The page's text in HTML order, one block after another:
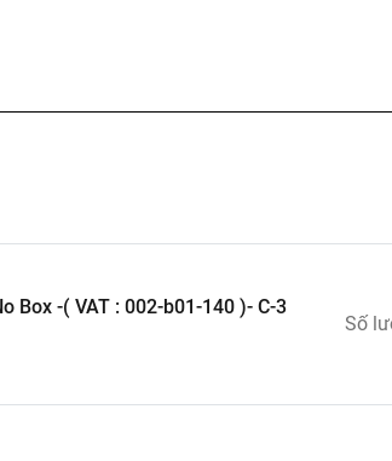
Cướp Biển ( No Brand ) - Cao 11cm - nặng 800gram- No Box -( VAT : 002-b01-140 )- C-3
Số